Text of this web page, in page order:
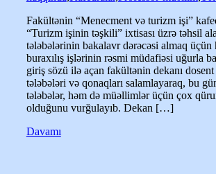
Fakültənin “Menecment və turizm işi”
“Turizm işinin təşkili” ixtisası üzrə təhsil
tələbələrinin bakalavr dərəcəsi almaq üçün
buraxılış işlərinin rəsmi müdafiəsi uğurla
giriş sözü ilə açan fakültənin dekanı
tələbələri və qonaqları salamlayaraq, bu
tələbələr, həm də müəllimlər üçün çox
olduğunu vurğulayıb. Dekan […]
Davamı